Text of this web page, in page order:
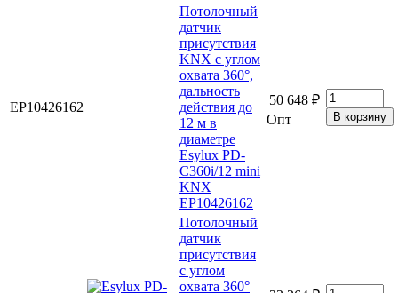
EP10426162
Потолочный
датчик
присутствия
KNX с углом
охвата 360°,
дальность
действия до
12 м в
диаметре
Esylux PD-
C360i/12 mini
KNX
EP10426162
50 648 ₽
Опт
Потолочный
датчик
присутствия
с углом
охвата 360°